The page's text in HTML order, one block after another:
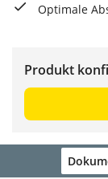
Optimale
Produkt